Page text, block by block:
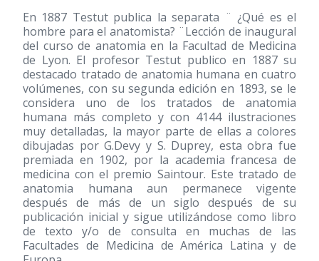
En 1887 Testut publica la separata ¨ ¿Qué es el
hombre para el anatomista? ¨Lección de inaugural
del curso de anatomia en la Facultad de Medicina
de Lyon. El profesor Testut publico en 1887 su
destacado tratado de anatomia humana en cuatro
volúmenes, con su segunda edición en 1893, se le
considera uno de los tratados de anatomia
humana más completo y con 4144 ilustraciones
muy detalladas, la mayor parte de ellas a colores
dibujadas por G.Devy y S. Duprey, esta obra fue
premiada en 1902, por la academia francesa de
medicina con el premio Saintour. Este tratado de
anatomia humana aun permanece vigente
después de más de un siglo después de su
publicación inicial y sigue utilizándose como libro
de texto y/o de consulta en muchas de las
Facultades de Medicina de América Latina y de